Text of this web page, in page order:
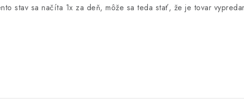
stav sa načíta 1x za deň, môže sa teda stať, že je tovar